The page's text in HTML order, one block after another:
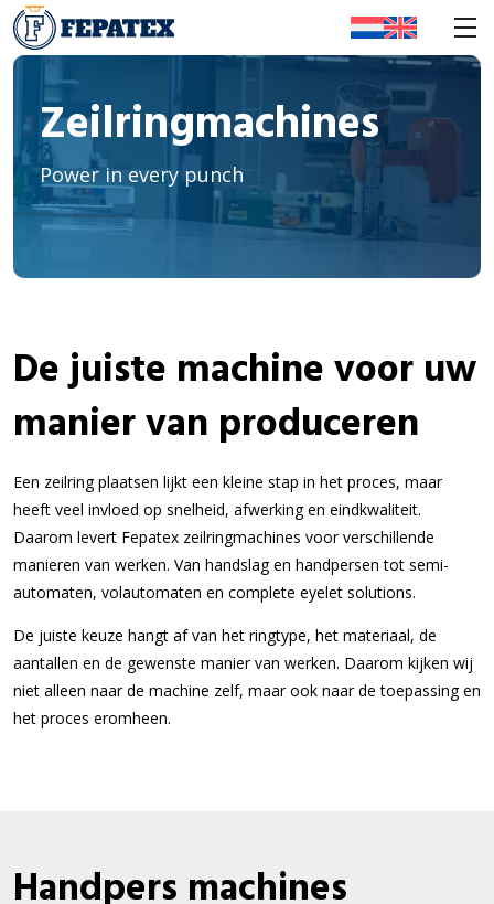
Zeilringmachines
Power in every punch
De juiste machine voor uw
manier van produceren
Een zeilring plaatsen lijkt een kleine stap in het proces, maar
heeft veel invloed op snelheid, afwerking en eindkwaliteit.
Daarom levert Fepatex zeilringmachines voor verschillende
manieren van werken. Van handslag en handpersen tot semi-
automaten, volautomaten en complete eyelet solutions.
De juiste keuze hangt af van het ringtype, het materiaal, de
aantallen en de gewenste manier van werken. Daarom kijken wij
niet alleen naar de machine zelf, maar ook naar de toepassing en
het proces eromheen.
Handpers machines